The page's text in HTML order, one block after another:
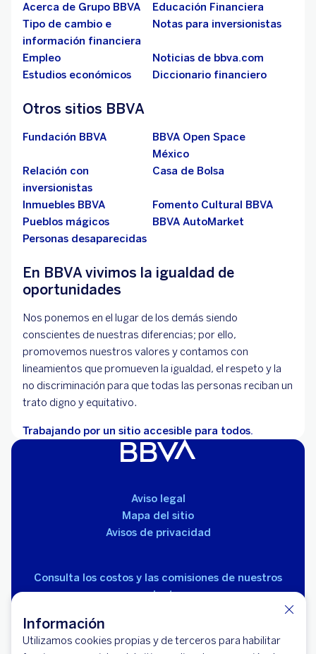
Información
Utilizamos cookies propias y de terceros para habilitar
Acerca de Grupo BBVA
Educación Financiera
Tipo de cambio e
información financiera
Notas para inversionistas
Empleo
Noticias de bbva.com
Estudios económicos
Diccionario financiero
Otros sitios BBVA
Fundación BBVA
BBVA Open Space
México
Relación con
inversionistas
Casa de Bolsa
Inmuebles BBVA
Fomento Cultural BBVA
Pueblos mágicos
BBVA AutoMarket
Personas desaparecidas
En BBVA vivimos la igualdad de
oportunidades
Nos ponemos en el lugar de los demás siendo
conscientes de nuestras diferencias; por ello,
promovemos nuestros valores y contamos con
lineamientos que promueven la igualdad, el respeto y la
no discriminación para que todas las personas reciban un
trato digno y equitativo.
Trabajando por un sitio accesible para todos.
Aviso legal
Mapa del sitio
Avisos de privacidad
Consulta los costos y las comisiones de nuestros
productos